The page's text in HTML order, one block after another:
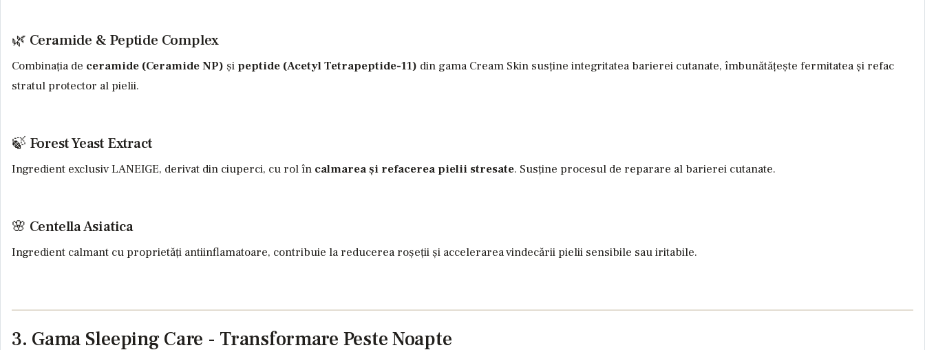
🌿 Ceramide & Peptide Complex
Combinația de ceramide (Ceramide NP) și peptide (Acetyl Tetrapeptide-11) din gama Cream Skin susține integritatea barierei cutanate, îmbunătățește fermitatea și refac
stratul protector al pielii.
🍃 Forest Yeast Extract
Ingredient exclusiv LANEIGE, derivat din ciuperci, cu rol în calmarea și refacerea pielii stresate. Susține procesul de reparare al barierei cutanate.
🌸 Centella Asiatica
Ingredient calmant cu proprietăți antiinflamatoare, contribuie la reducerea roșeții și accelerarea vindecării pielii sensibile sau iritabile.
3. Gama Sleeping Care - Transformare Peste Noapte